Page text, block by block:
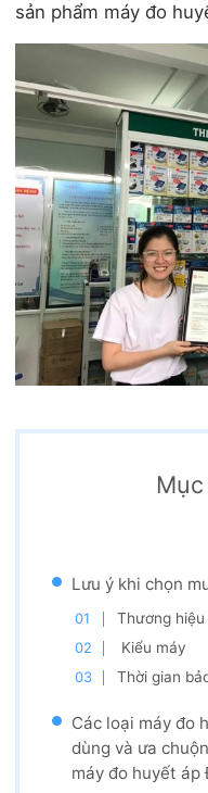
sản phẩm máy đo
Lưu ý khi chọn
Thương hiệu
Kiểu máy
Thời gian
Các loại máy đo
dùng và ưa
máy đo huyết áp